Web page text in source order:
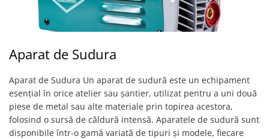
Aparat de Sudura
Aparat de Sudura Un aparat de sudură este un echipament
esențial în orice atelier sau șantier, utilizat pentru a uni două
piese de metal sau alte materiale prin topirea acestora,
folosind o sursă de căldură intensă. Aparatele de sudură sunt
disponibile într-o gamă variată de tipuri și modele, fiecare